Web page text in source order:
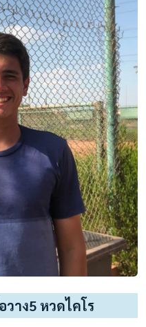
าง5 หวดไคโร